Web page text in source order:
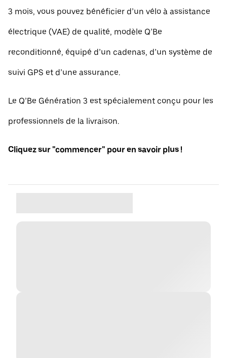
3 mois, vous pouvez bénéficier d’un vélo à assistance
électrique (VAE) de qualité, modèle Q’Be
reconditionné, équipé d’un cadenas, d’un système de
suivi GPS et d’une assurance.
Le Q’Be Génération 3 est spécialement conçu pour les
professionnels de la livraison.
Cliquez sur "commencer" pour en savoir plus !